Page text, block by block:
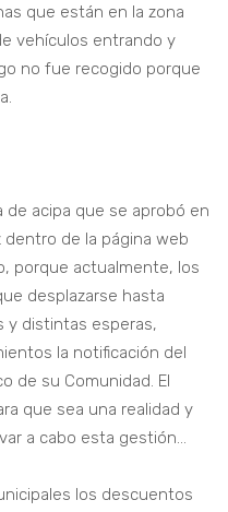
que están en la zona
vehículos entrando y
no fue recogido porque
acipa que se aprobó en
dentro de la página web
porque actualmente, los
desplazarse hasta
y distintas esperas,
la notificación del
de su Comunidad. El
que sea una realidad y
a cabo esta gestión…
los descuentos